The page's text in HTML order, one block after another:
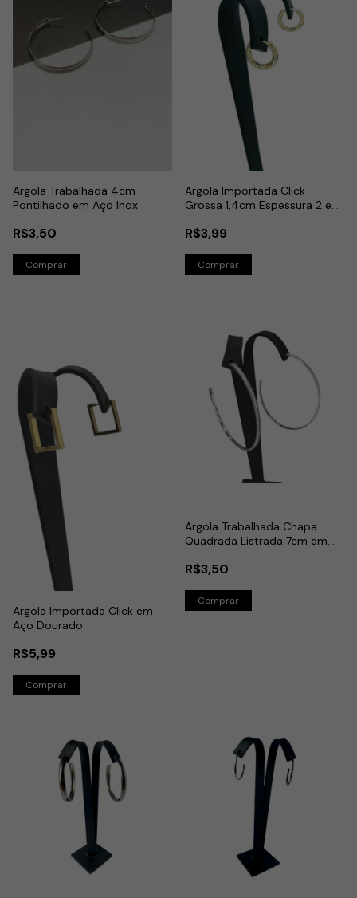
Argola Trabalhada 4cm
Pontilhado em Aço Inox
R$3,50
Argola Importada Click
Grossa 1,4cm Espessura 2 em
R$3,99
Argola Importada Click em
Aço Dourado
R$5,99
Argola Trabalhada Chapa
Quadrada Listrada 7cm em
R$3,50